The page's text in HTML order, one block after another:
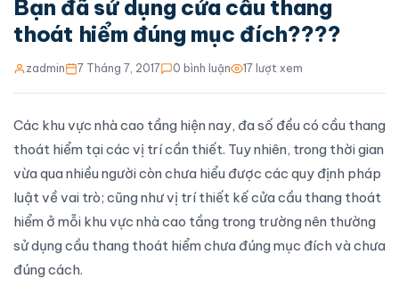
Bạn đã sử dụng cửa cầu thang
thoát hiểm đúng mục đích????
zadmin 7 Tháng 7, 2017 0 bình luận 17 lượt xem
Các khu vực nhà cao tầng hiện nay, đa số đều có cầu thang
thoát hiểm tại các vị trí cần thiết. Tuy nhiên, trong thời gian
vừa qua nhiều người còn chưa hiểu được các quy định pháp
luật về vai trò; cũng như vị tríthiết kế cửa cầu thang thoát
hiểm ở mỗi khu vực nhà cao tầng trong trường nên thường
sử dụng cầu thang thoát hiểm chưa đúng mục đích và chưa
đúng cách.